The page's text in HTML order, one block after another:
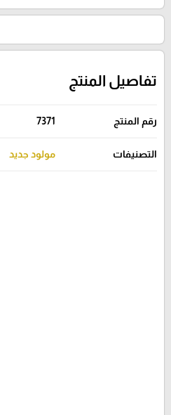
تفاصيل المنتج
رقم المنتج 7371
التصنيفات مولود جديد